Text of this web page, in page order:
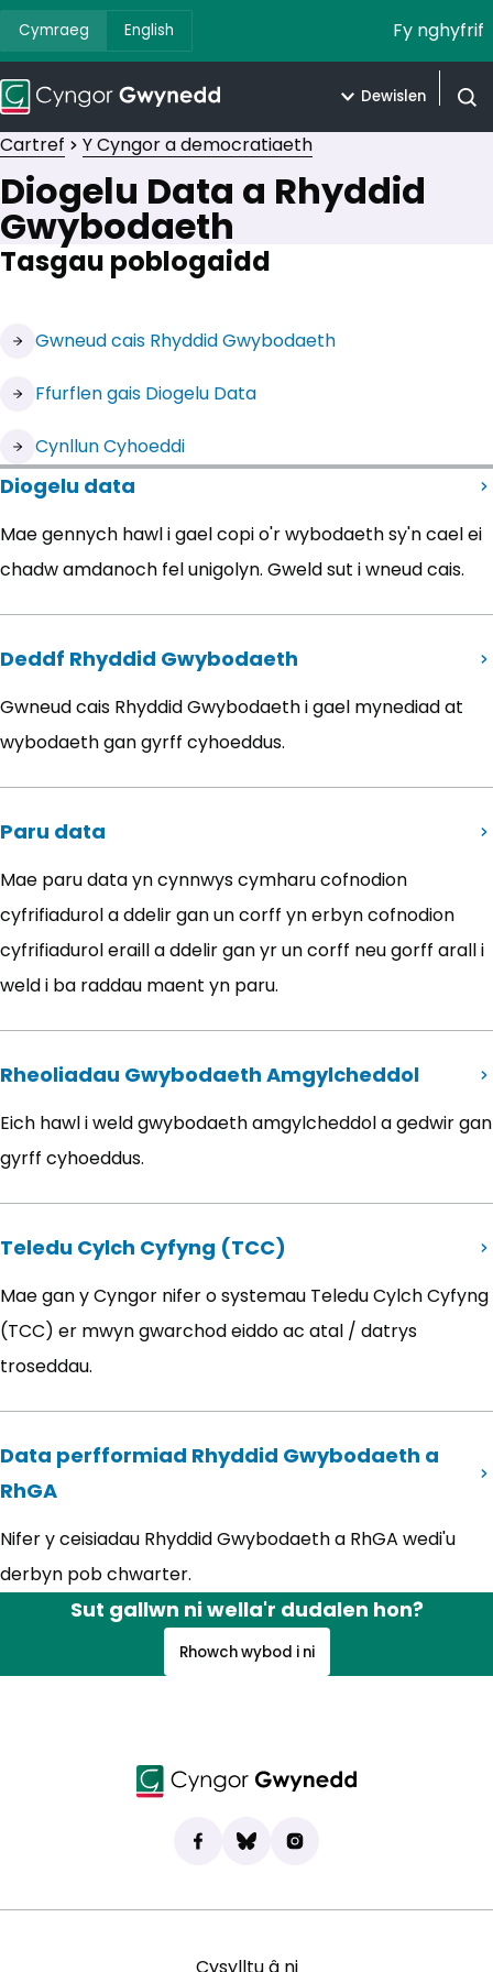
Cymraeg English Fy nghyfrif
Dewislen
Cartref Y Cyngor a democratiaeth
Diogelu Data a Rhyddid
Gwybodaeth
Tasgau poblogaidd
Gwneud cais Rhyddid Gwybodaeth
(yn agor mewn tab newydd)
Ffurflen gais Diogelu Data
(yn agor mewn tab newydd)
Cynllun Cyhoeddi
Diogelu data
Mae gennych hawl i gael copi o'r wybodaeth sy'n cael ei
chadw amdanoch fel unigolyn. Gweld sut i wneud cais.
Deddf Rhyddid Gwybodaeth
Gwneud cais Rhyddid Gwybodaeth i gael mynediad at
wybodaeth gan gyrff cyhoeddus.
Paru data
Mae paru data yn cynnwys cymharu cofnodion
cyfrifiadurol a ddelir gan un corff yn erbyn cofnodion
cyfrifiadurol eraill a ddelir gan yr un corff neu gorff arall i
weld i ba raddau maent yn paru.
Rheoliadau Gwybodaeth Amgylcheddol
Eich hawl i weld gwybodaeth amgylcheddol a gedwir gan
gyrff cyhoeddus.
Teledu Cylch Cyfyng (TCC)
Mae gan y Cyngor nifer o systemau Teledu Cylch Cyfyng
(TCC) er mwyn gwarchod eiddo ac atal / datrys
troseddau.
Data perfformiad Rhyddid Gwybodaeth a
RhGA
Nifer y ceisiadau Rhyddid Gwybodaeth a RhGA wedi'u
derbyn pob chwarter.
Sut gallwn ni wella'r dudalen hon?
Rhowch wybod i ni
Dod o hyd i ni ar Facebook
(yn agor mewn tab newydd)
Bluesky
(yn agor mewn tab newydd)
Instagram
(yn agor mewn tab